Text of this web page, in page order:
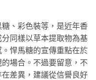
、彩色裝等，是近年香
同樣以草本提取物為基
悍馬糖的宣傳重點在於
場合。不過要留意，不
差異，建議從信譽良好